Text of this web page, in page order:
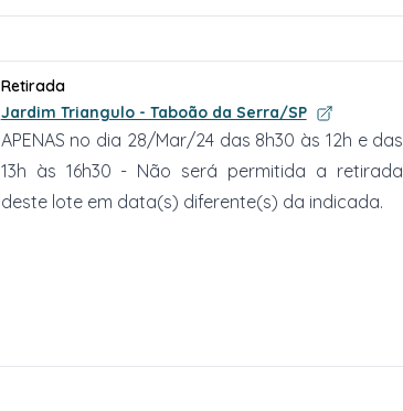
Retirada
Jardim Triangulo - Taboão da Serra/SP
APENAS no dia 28/Mar/24 das 8h30 às 12h e das
13h às 16h30 - Não será permitida a retirada
deste lote em data(s) diferente(s) da indicada.